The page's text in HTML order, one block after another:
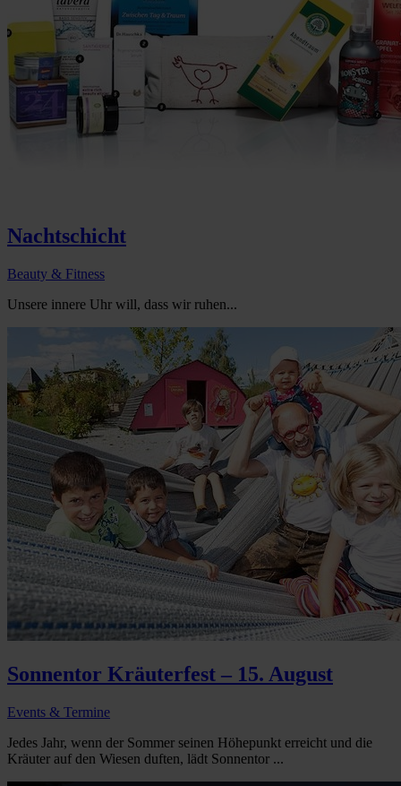
Nachtschicht
Beauty & Fitness
Unsere innere Uhr will, dass wir ruhen...
Sonnentor Kräuterfest – 15. August
Events & Termine
Jedes Jahr, wenn der Sommer seinen Höhepunkt erreicht und die
Kräuter auf den Wiesen duften, lädt Sonnentor ...